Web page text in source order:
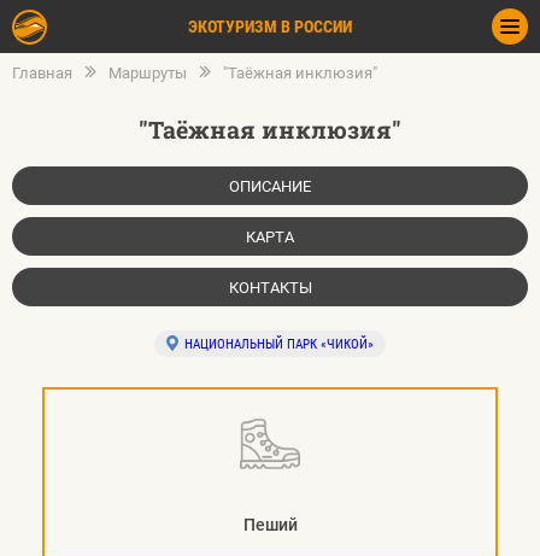
ЭКОТУРИЗМ В РОССИИ
Главная Маршруты "Таёжная инклюзия"
"Таёжная инклюзия"
ОПИСАНИЕ
КАРТА
КОНТАКТЫ
НАЦИОНАЛЬНЫЙ ПАРК «ЧИКОЙ»
Пеший